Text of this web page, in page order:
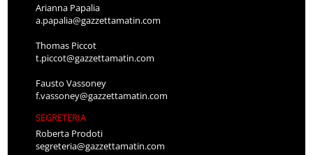
Arianna Papalia
a.papalia@gazzettamatin.com
Thomas Piccot
t.piccot@gazzettamatin.com
Fausto Vassoney
f.vassoney@gazzettamatin.com
SEGRETERIA
Roberta Prodoti
segreteria@gazzettamatin.com